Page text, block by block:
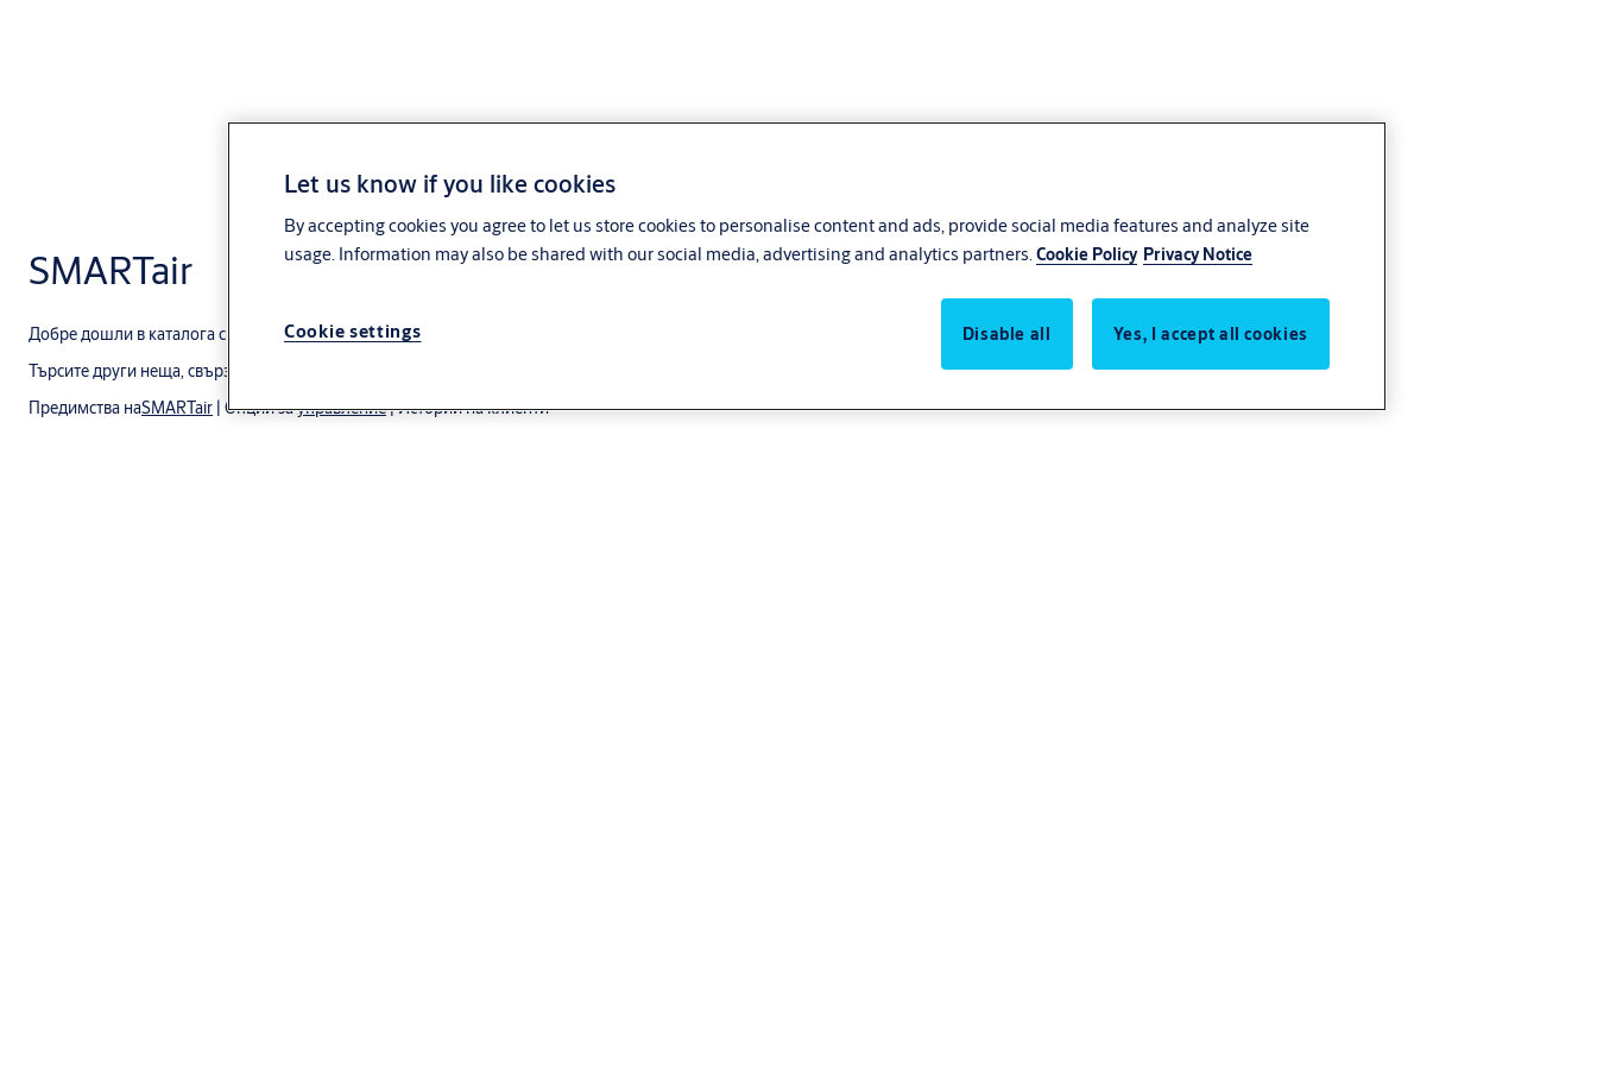
SMARTair
Добре дошли в каталога с продукти SMARTair. Открийте продуктите, които са част от решението за безжично управление на достъпа SMARTair.
Търсите други неща, свързани със SMARTair?
Предимства наSMARTair | Опции зауправление| Истории наклиенти
Let us know if you like cookies
By accepting cookies you agree to let us store cookies to personalise content and ads, provide social media features and analyze site
usage. Information may also be shared with our social media, advertising and analytics partners.Cookie Policy Privacy Notice
Disable all Yes, I accept all cookies
Cookie settings